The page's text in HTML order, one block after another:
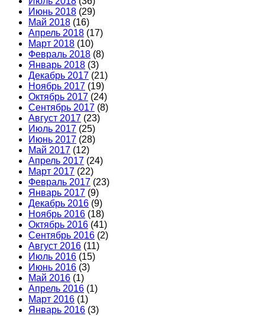
Июнь 2018 (29)
Май 2018 (16)
Апрель 2018 (17)
Март 2018 (10)
Февраль 2018 (8)
Январь 2018 (3)
Декабрь 2017 (21)
Ноябрь 2017 (19)
Октябрь 2017 (24)
Сентябрь 2017 (8)
Август 2017 (23)
Июль 2017 (25)
Июнь 2017 (28)
Май 2017 (12)
Апрель 2017 (24)
Март 2017 (22)
Февраль 2017 (23)
Январь 2017 (9)
Декабрь 2016 (9)
Ноябрь 2016 (18)
Октябрь 2016 (41)
Сентябрь 2016 (2)
Август 2016 (11)
Июль 2016 (15)
Июнь 2016 (3)
Май 2016 (1)
Апрель 2016 (1)
Март 2016 (1)
Январь 2016 (3)